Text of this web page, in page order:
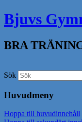
Bjuvs
BRA
Sök
Huvudmeny
Hoppa till huvudinnehåll